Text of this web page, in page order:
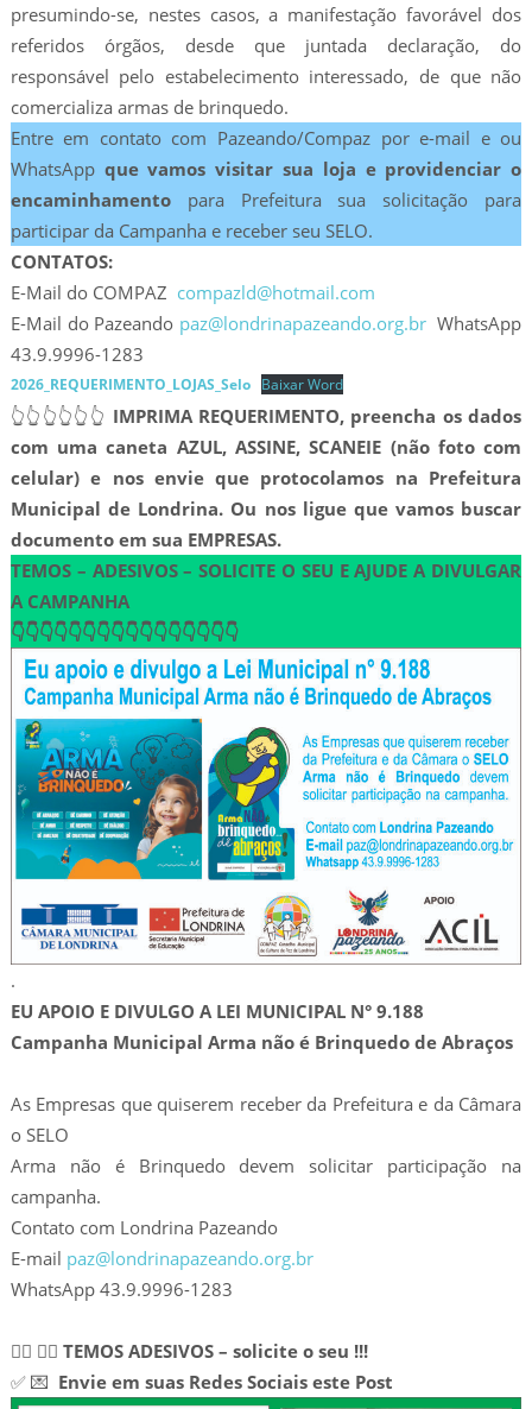
presumindo-se, nestes casos, a manifestação favorável dos
referidos órgãos, desde que juntada declaração, do
responsável pelo estabelecimento interessado, de que não
comercializa armas de brinquedo.
Entre em contato com Pazeando/Compaz por e-mail e ou
WhatsApp que vamos visitar sua loja e providenciar o
encaminhamentopara Prefeitura sua solicitação para
participar da Campanha e receber seu SELO.
CONTATOS:
E-Mail do COMPAZ compazld@hotmail.com
E-Mail do Pazeando paz@londrinapazeando.org.brWhatsApp
43.9.9996-1283
2026_REQUERIMENTO_LOJAS_Selo Baixar Word
👆👆👆👆👆👆 IMPRIMA REQUERIMENTO, preencha os dados
com uma caneta AZUL, ASSINE, SCANEIE (não foto com
celular) e nos envie que protocolamos na Prefeitura
Municipal de Londrina. Ou nos ligue que vamos buscar
documento em sua EMPRESAS.
TEMOS – ADESIVOS – SOLICITE O SEU E AJUDE A DIVULGAR
A CAMPANHA
👇👇👇👇👇👇👇👇👇👇👇👇👇👇👇👇
.
EU APOIO E DIVULGO A LEI MUNICIPAL N° 9.188
Campanha Municipal Arma não é Brinquedo de Abraços
As Empresas que quiserem receber da Prefeitura e da Câmara
o SELO
Arma não é Brinquedo devem solicitar participação na
campanha.
Contato com Londrina Pazeando
E-mail paz@londrinapazeando.org.br
WhatsApp 43.9.9996-1283
🙋‍♂ 🙋‍♂ TEMOS ADESIVOS – solicite o seu !!!
✅ 💌 Envie em suas Redes Sociais este Post